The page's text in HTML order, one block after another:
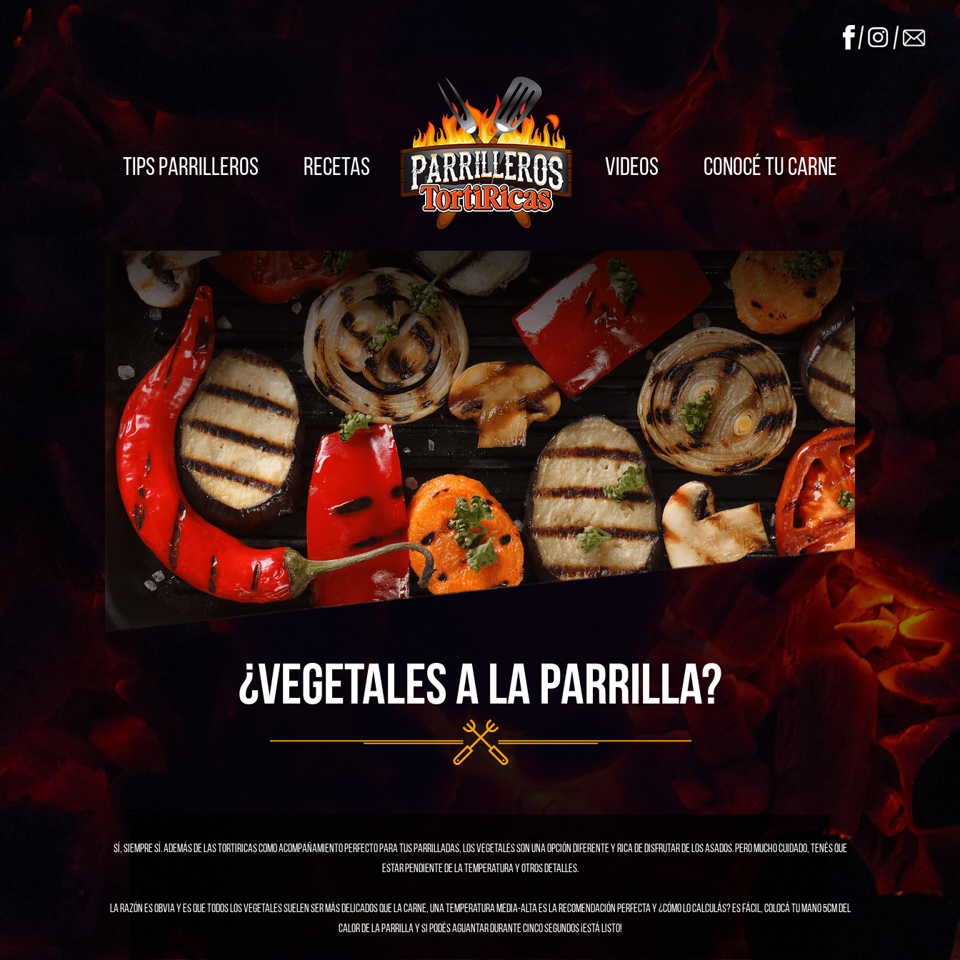
Tips Parrilleros Recetas Videos Conocé tu carne
¿VEGETALES A LA PARRILLA?
Sí, siempre sí. Además de las TortiRicas como acompañamiento perfecto para tus parrilladas, los vegetales son una opción diferente y rica de disfrutar de los asados. Pero mucho cuidado, tenés que
estar pendiente de la temperatura y otros detalles.
La razón es obvia y es que todos los vegetales suelen ser más delicados que la carne, una temperatura media-alta es la recomendación perfecta y ¿cómo lo calculás? Es fácil, colocá tu mano 5cm del
calor de la parrilla y si podés aguantar durante cinco segundos ¡está listo!